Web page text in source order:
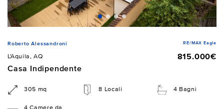
Roberto Alessandroni RE/MAX Eagle
L'Aquila, AQ
815.000€
Casa Indipendente
305 mq 8 Locali 4 Bagni